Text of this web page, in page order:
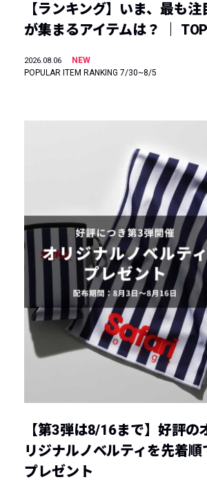
【ランキング】いま、最も注
が集まるアイテムは？ ｜
2026.08.06
NEW
POPULAR ITEM RANKING 7/30~8/5
【第3弾は8/16まで】好評の
リジナルノベルティを先着順
プレゼント